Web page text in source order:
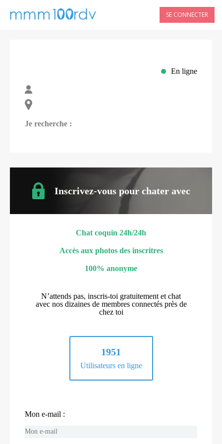
SE CONNECTER
En ligne
Je recherche :
Inscrivez-vous pour chater avec
Chat coquin 24h/24h
Accès aux photos des inscritres
100% anonyme
N’attends pas, inscris-toi gratuitement et chat
avec nos dizaines de membres connectés près de
chez toi
1951
Utilisateurs en ligne
Mon e-mail :